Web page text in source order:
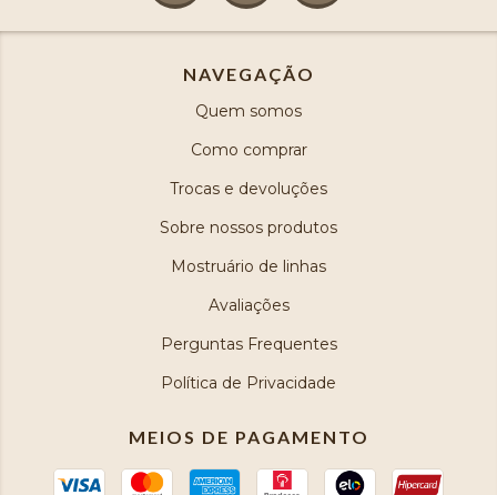
NAVEGAÇÃO
Quem somos
Como comprar
Trocas e devoluções
Sobre nossos produtos
Mostruário de linhas
Avaliações
Perguntas Frequentes
Política de Privacidade
MEIOS DE PAGAMENTO